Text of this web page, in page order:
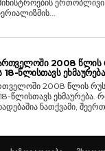
ერთობლივი
2008 ᲬᲚᲘᲡ
ᲬᲚᲘᲡᲗᲐᲕᲡ ᲔᲮᲛᲐᲣᲠᲔᲑᲐ
2008 წლის
ეხმაურება. როგორც მათ მიერ
ნათქვამი,